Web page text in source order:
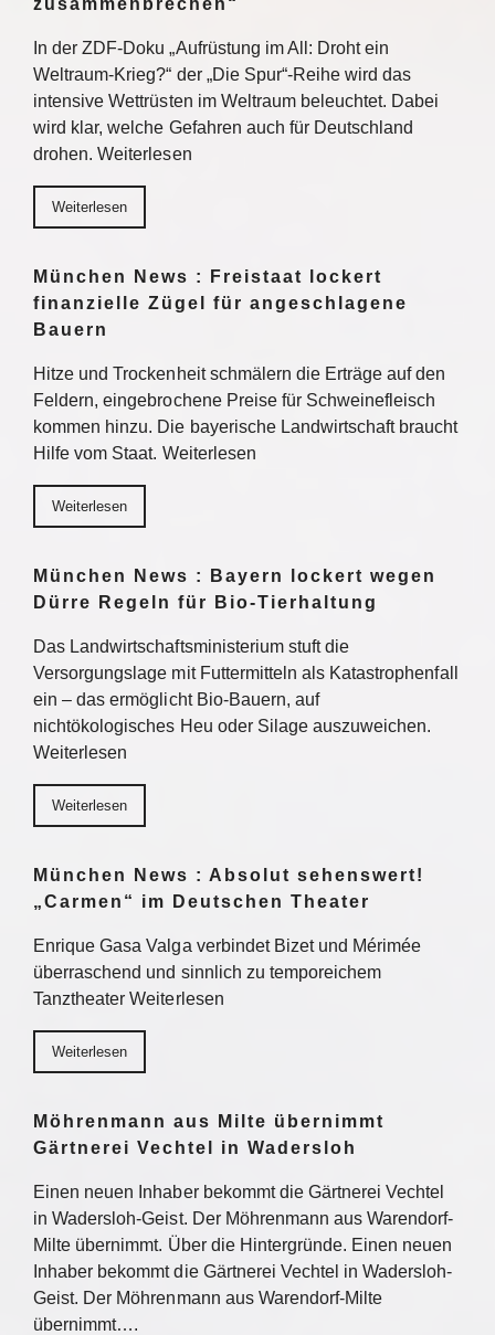
zusammenbrechen“
In der ZDF-Doku „Aufrüstung im All: Droht ein
Weltraum-Krieg?“ der „Die Spur“-Reihe wird das
intensive Wettrüsten im Weltraum beleuchtet. Dabei
wird klar, welche Gefahren auch für Deutschland
drohen. Weiterlesen
Weiterlesen
München News : Freistaat lockert
finanzielle Zügel für angeschlagene
Bauern
Hitze und Trockenheit schmälern die Erträge auf den
Feldern, eingebrochene Preise für Schweinefleisch
kommen hinzu. Die bayerische Landwirtschaft braucht
Hilfe vom Staat. Weiterlesen
Weiterlesen
München News : Bayern lockert wegen
Dürre Regeln für Bio-Tierhaltung
Das Landwirtschaftsministerium stuft die
Versorgungslage mit Futtermitteln als Katastrophenfall
ein – das ermöglicht Bio-Bauern, auf
nichtökologisches Heu oder Silage auszuweichen.
Weiterlesen
Weiterlesen
München News : Absolut sehenswert!
„Carmen“ im Deutschen Theater
Enrique Gasa Valga verbindet Bizet und Mérimée
überraschend und sinnlich zu temporeichem
Tanztheater Weiterlesen
Weiterlesen
Möhrenmann aus Milte übernimmt
Gärtnerei Vechtel in Wadersloh
Einen neuen Inhaber bekommt die Gärtnerei Vechtel
in Wadersloh-Geist. Der Möhrenmann aus Warendorf-
Milte übernimmt. Über die Hintergründe. Einen neuen
Inhaber bekommt die Gärtnerei Vechtel in Wadersloh-
Geist. Der Möhrenmann aus Warendorf-Milte
übernimmt….